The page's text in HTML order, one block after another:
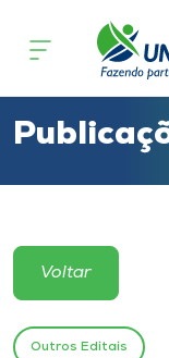
Cursos
Atendimento ao
Portal de Ensino
Voltar
Outros Editais